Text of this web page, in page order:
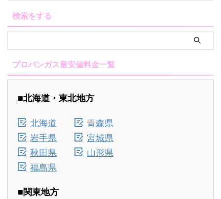
検索をする
プロパンガス最安値料金一覧
■北海道・東北地方
北海道
青森県
岩手県
宮城県
秋田県
山形県
福島県
■関東地方